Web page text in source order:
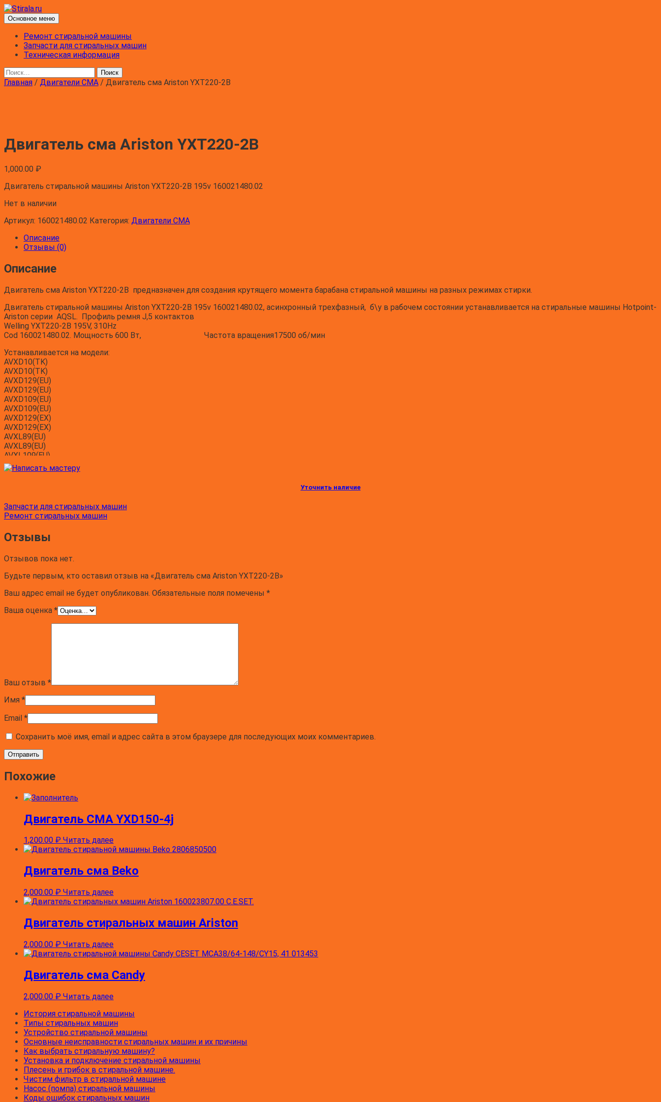
Перейти
к
содержимому
Stirala.ru
Поиск
Основное меню
Ремонт стиральной машины
Запчасти для стиральных машин
Техническая информация
Найти:
Главная / Двигатели СМА / Двигатель сма Ariston YXT220-2B
Двигатель сма Ariston YXT220-2B
1,000.00 ₽
Двигатель стиральной машины Ariston YXT220-2B 195v 160021480.02
Нет в наличии
Артикул: 160021480.02 Категория: Двигатели СМА
Описание
Отзывы (0)
Описание
Двигатель сма Ariston YXT220-2B предназначен для создания крутящего момента барабана стиральной машины на разных режимах стирки.
Двигатель стиральной машины Ariston YXT220-2B 195v 160021480.02, асинхронный трехфазный, б\у в рабочем состоянии устанавливается на стиральные машины Hotpoint-
Ariston серии AQSL. Профиль ремня J,5 контактов
Welling YXT220-2B 195V, 310Hz
Cod 160021480.02. Мощность 600 Вт, Частота вращения17500 об/мин
Устанавливается на модели:
AVXD10(TK)
AVXD10(TK)
AVXD129(EU)
AVXD129(EU)
AVXD109(EU)
AVXD109(EU)
AVXD129(EX)
AVXD129(EX)
AVXL89(EU)
AVXL89(EU)
AVXL109(EU)
AVXL109(EU)
AVXL109(R)
AVXL129(AUS)
AVL109(EU)
AVL109(EU)
AVL108(TK)
AVL89(EU)
AVL129(EX)
AVL89(IT)(BG)
AVL109(IT)(BG)
AVL109(IT)(BG)
AVF109(EU)
AVF129(SK)
AVF129(SK)
AVF12(TK)
AVF12(TK)
AVF109(CN)
AVF129(AG)
AQXL105(IT)
AQXL105(IT)
AQXF129H(IT)
AQXL109(EU)
AQXF129(EU)
AQXF129H(EU)
AQSL109(EU)
AQSF129(EU)
AQSD129(EU)
AQXF129H(CSI)
AQSL109(CSI)
AQXL89(TK)
AQXF109(TK)
AQSL109(IT)
AQSF129(IT)
AVSL109(IT)(V)
AVSF109(EU)(V)
AVSL89(IT)(V)
AVXL129(AUS)(V)
AVL109(IT)(TE)
AVF129(SK)(TE)
AVL109(EU)(TE)
AVL108(TK)(TE)
AVL89(EU)(TE)
AVL129(EX)(TE)
AVF109(EU)(TE)
AVF109(CN)(TE)
AVF12(TK)(TEV)
AVL89(IT)(TE)
Уточнить наличие
Запчасти для стиральных машин
Ремонт стиральных машин
Отзывы
Отзывов пока нет.
Будьте первым, кто оставил отзыв на «Двигатель сма Ariston YXT220-2B»
Ваш адрес email не будет опубликован. Обязательные поля помечены *
Ваша оценка *
Ваш отзыв *
Имя *
Email *
Сохранить моё имя, email и адрес сайта в этом браузере для последующих моих комментариев.
Похожие
Двигатель СМА YXD150-4j
1,200.00 ₽ Читать далее
Двигатель сма Beko
2,000.00 ₽ Читать далее
Двигатель стиральных машин Ariston
2,000.00 ₽ Читать далее
Двигатель сма Candy
2,000.00 ₽ Читать далее
История стиральной машины
Типы стиральных машин
Устройство стиральной машины
Основные неисправности стиральных машин и их причины
Как выбрать стиральную машину?
Установка и подключение стиральной машины
Плесень и грибок в стиральной машине.
Чистим фильтр в стиральной машине
Насос (помпа) стиральной машины
Коды ошибок стиральных машин